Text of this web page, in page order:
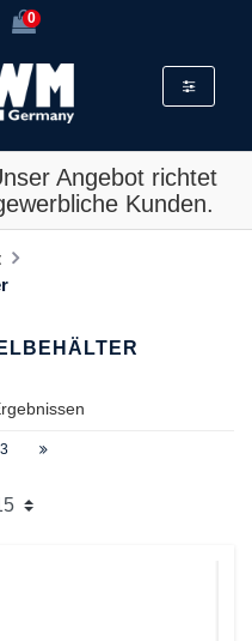
0
Toggle
Angebot richtet
Kunden.
3